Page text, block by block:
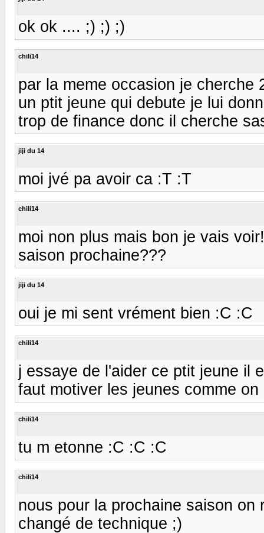
ok ok .... ;) ;) ;)
chili14
par la meme occasion je cherche
un ptit jeune qui debute je lui
trop de finance donc il cherche
jiji du 14
moi jvé pa avoir ca :T :T
chili14
moi non plus mais bon je vais
saison prochaine???
jiji du 14
oui je mi sent vrément bien :C :C
chili14
j essaye de l'aider ce ptit jeune il
faut motiver les jeunes comme on
chili14
tu m etonne :C :C :C
chili14
nous pour la prochaine saison
changé de technique ;)